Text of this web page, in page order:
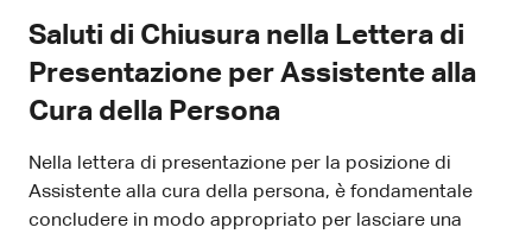
Saluti di Chiusura nella Lettera di
Presentazione per Assistente alla
Cura della Persona
Nella lettera di presentazione per la posizione di
Assistente alla cura della persona, è fondamentale
concludere in modo appropriato per lasciare una